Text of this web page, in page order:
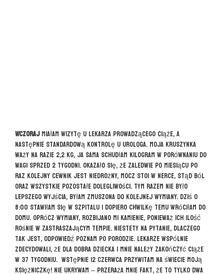
Wczorajmiałam wizytę u lekarza prowadzącego ciąże, a
następnie standardową kontrolę u urologa. Moja kruszynka
waży na razie 2,2 kg, ja sama schudłam kilogram w porównaniu do
wagi sprzed 2 tygodni. Okazało się, że zaledwie po miesiącu po
raz kolejny cewnik jest niedrożny, mocz stoi w nerce, stąd ból
oraz wszystkie pozostałe dolegliwości. Tym razem nie było
lepszego wyjścia, byłam zmuszona do kolejnej wymiany. Dziś o
8:00 stawiłam się w szpitalu i dopiero chwilkę temu wróciłam do
domu. Oprócz wymiany, rozbijano mi kamienie, ponieważ ich ilość
rośnie w zastraszającym tempie. Niestety na pytanie, dlaczego
tak jest, odpowiedź poznam po porodzie. Lekarze wspólnie
zdecydowali, że dla dobra dziecka i mnie należy zakończyć ciąże
w 37 tygodniu. Wstępnie 12 czerwca przywitam na świecie moją
księżniczkę! Nie ukrywam – przeraża mnie fakt, że to tylko dwa